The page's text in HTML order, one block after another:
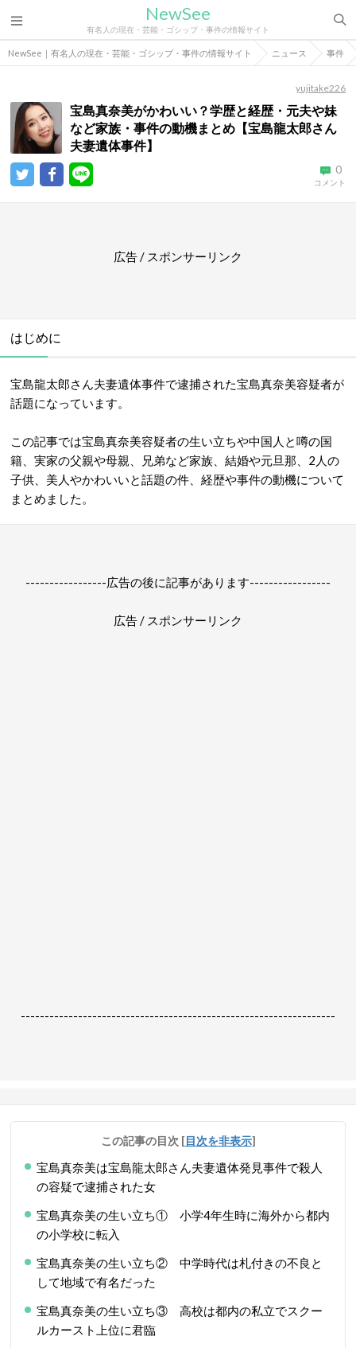
NewSee
有名人の現在・芸能・ゴシップ・事件の情報サイト
NewSee｜有名人の現在・芸能・ゴシップ・事件の情報サイト ニュース 事件
yujitake226
宝島真奈美がかわいい？学歴と経歴・元夫や妹
など家族・事件の動機まとめ【宝島龍太郎さん
夫妻遺体事件】
0
コメント
広告 / スポンサーリンク
はじめに
宝島龍太郎さん夫妻遺体事件で逮捕された宝島真奈美容疑者が
話題になっています。
この記事では宝島真奈美容疑者の生い立ちや中国人と噂の国
籍、実家の父親や母親、兄弟など家族、結婚や元旦那、2人の
子供、美人やかわいいと話題の件、経歴や事件の動機について
まとめました。
-----------------広告の後に記事があります-----------------
広告 / スポンサーリンク
------------------------------------------------------------------
この記事の目次 [目次を非表示]
宝島真奈美は宝島龍太郎さん夫妻遺体発見事件で殺人
の容疑で逮捕された女
宝島真奈美の生い立ち① 小学4年生時に海外から都内
の小学校に転入
宝島真奈美の生い立ち② 中学時代は札付きの不良と
して地域で有名だった
宝島真奈美の生い立ち③ 高校は都内の私立でスクー
ルカースト上位に君臨